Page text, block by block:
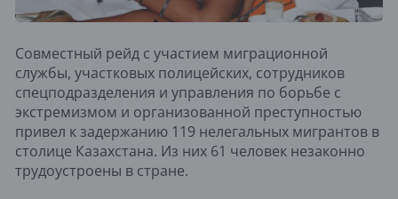
Совместный рейд с участием миграционной
службы, участковых полицейских, сотрудников
спецподразделения и управления по борьбе с
экстремизмом и организованной преступностью
привел к задержанию 119 нелегальных мигрантов в
столице Казахстана. Из них 61 человек незаконно
трудоустроены в стране.